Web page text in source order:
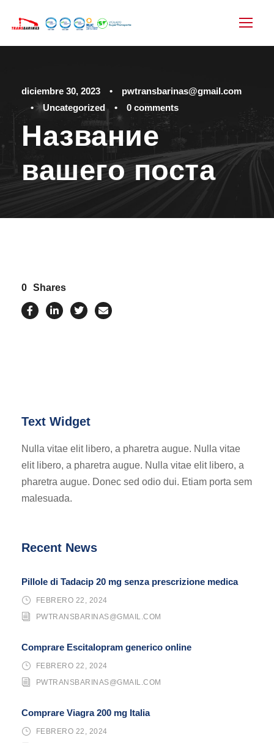
diciembre 30, 2023 •
pwtransbarinas@gmail.com
•
Uncategorized • 0 comments
Название
вашего поста
0 Shares
Text Widget
Nulla vitae elit libero, a pharetra augue. Nulla vitae
elit libero, a pharetra augue. Nulla vitae elit libero, a
pharetra augue. Donec sed odio dui. Etiam porta sem
malesuada.
Recent News
Pillole di Tadacip 20 mg senza prescrizione medica
FEBRERO 22, 2024
PWTRANSBARINAS@GMAIL.COM
Comprare Escitalopram generico online
FEBRERO 22, 2024
PWTRANSBARINAS@GMAIL.COM
Comprare Viagra 200 mg Italia
FEBRERO 22, 2024